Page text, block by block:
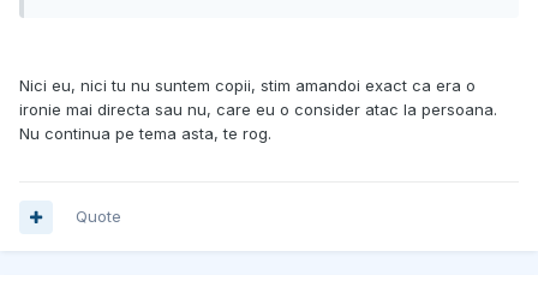
Nici eu, nici tu nu suntem copii, stim amandoi exact ca era o
ironie mai directa sau nu, care eu o consider atac la persoana.
Nu continua pe tema asta, te rog.
Quote